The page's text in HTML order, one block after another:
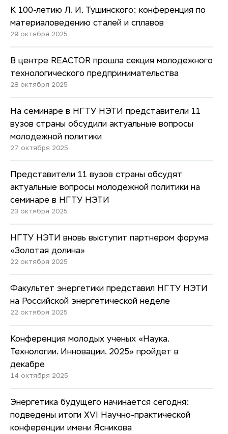
К 100-летию Л. И. Тушинского: конференция по
материаловедению сталей и сплавов
29 октября 2025
В центре REACTOR прошла секция молодежного
технологического предпринимательства
28 октября 2025
На семинаре в НГТУ НЭТИ представители 11
вузов страны обсудили актуальные вопросы
молодежной политики
27 октября 2025
Представители 11 вузов страны обсудят
актуальные вопросы молодежной политики на
семинаре в НГТУ НЭТИ
23 октября 2025
НГТУ НЭТИ вновь выступит партнером форума
«Золотая долина»
22 октября 2025
Факультет энергетики представил НГТУ НЭТИ
на Российской энергетической неделе
22 октября 2025
Конференция молодых ученых «Наука.
Технологии. Инновации. 2025» пройдет в
декабре
14 октября 2025
Энергетика будущего начинается сегодня:
подведены итоги XVI Научно-практической
конференции имени Ясникова